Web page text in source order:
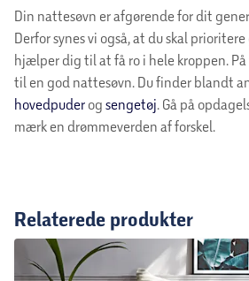
Din nattesøvn er afgørende for dit
Derfor synes vi også, at du skal
hjælper dig til at få ro i hele kroppen.
til en god nattesøvn. Du finder blandt
hovedpuder og sengetøj . Gå på
mærk en drømmeverden af forskel.
Relaterede produkter